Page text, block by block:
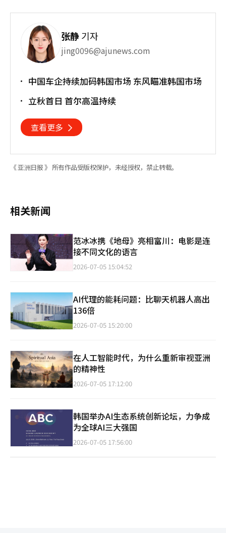
张静기자
jing0096@ajunews.com
中国车企持续加码韩国市场 东风瞄准韩国市场
立秋首日 首尔高温持续
查看更多
《 亚洲日报 》 所有作品受版权保护，未经授权，禁止转载。
相关新闻
范冰冰携《地母》亮相富川：电影是连
接不同文化的语言
2026-07-05 15:04:52
AI代理的能耗问题：比聊天机器人高出
136倍
2026-07-05 15:20:00
在人工智能时代，为什么重新审视亚洲
的精神性
2026-07-05 17:12:00
韩国举办AI生态系统创新论坛，力争成
为全球AI三大强国
2026-07-05 17:56:00